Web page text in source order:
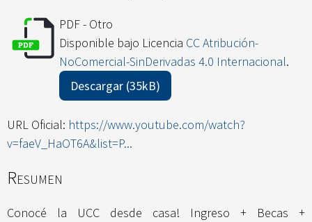
PDF - Otro
Disponible bajo Licencia CC Atribución-
NoComercial-SinDerivadas 4.0 Internacional.
Descargar (35kB)
URL Oficial: https://www.youtube.com/watch?
v=faeV_HaOT6A&list=P...
Resumen
Conocé la UCC desde casa! Ingreso + Becas +